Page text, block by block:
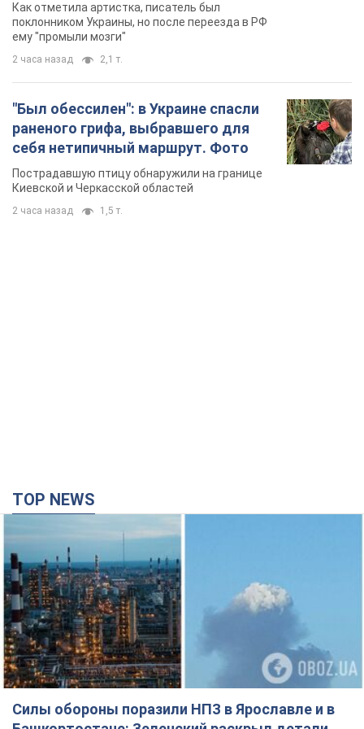
Силы обороны поразили НПЗ в Ярославле и в
Башкортостане: Зеленский раскрыл детали
операции. Фото и видео
В промзоне фиксирует несколько очагов пожара
30 минут назад 18,1 т.
Россия атаковала железнодорожную станцию
в Лозовой в Харьковской области: есть
погибшие и раненые
В результате удара БПЛА были повреждены вокзал,
контактная сеть и подвижной состав; движение поездов до